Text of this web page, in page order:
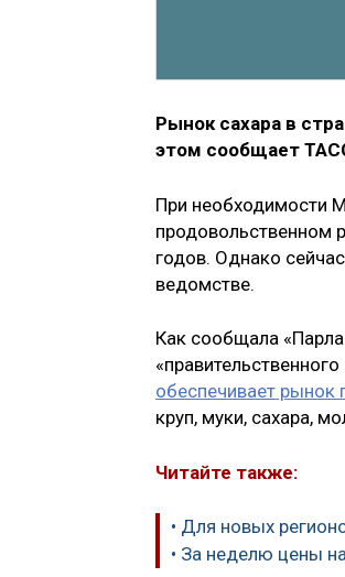
Рынок сахара в
этом сообщает
При необходимости
продовольственном
годов. Однако
ведомстве.
Как сообщала
обеспечивает рынок
круп, муки, сахара,
Читайте также:
• Для новых
• За неделю цены